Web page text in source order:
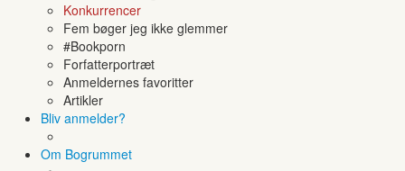
Konkurrencer
Fem bøger jeg ikke glemmer
#Bookporn
Forfatterportræt
Anmeldernes favoritter
Artikler
Bliv anmelder?
Om Bogrummet